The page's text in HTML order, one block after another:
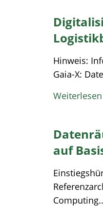
Hinweis:
Gaia-X:
Weiterlesen
auf